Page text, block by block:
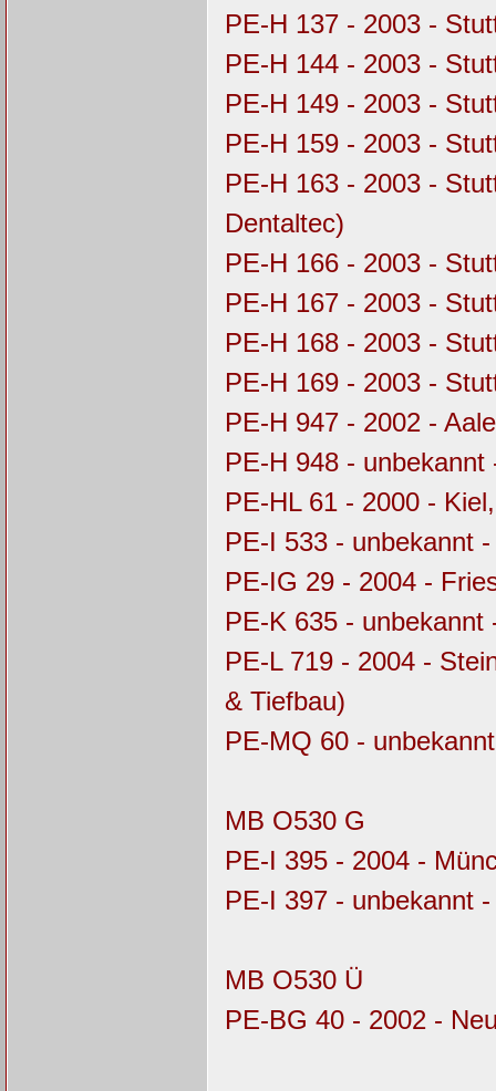
PE-H 137 - 2003 -
PE-H 144 - 2003 -
PE-H 149 - 2003 -
PE-H 159 - 2003 -
PE-H 163 - 2003 -
Dentaltec)
PE-H 166 - 2003 -
PE-H 167 - 2003 -
PE-H 168 - 2003 -
PE-H 169 - 2003 -
PE-H 947 - 2002 -
PE-H 948 -
PE-HL 61 - 2000 -
PE-I 533 - unbekannt
PE-IG 29 - 2004 -
PE-K 635 - unbekannt
PE-L 719 - 2004 -
& Tiefbau)
PE-MQ 60 -
MB O530 G
PE-I 395 - 2004 -
PE-I 397 - unbekannt
MB O530 Ü
PE-BG 40 - 2002 -